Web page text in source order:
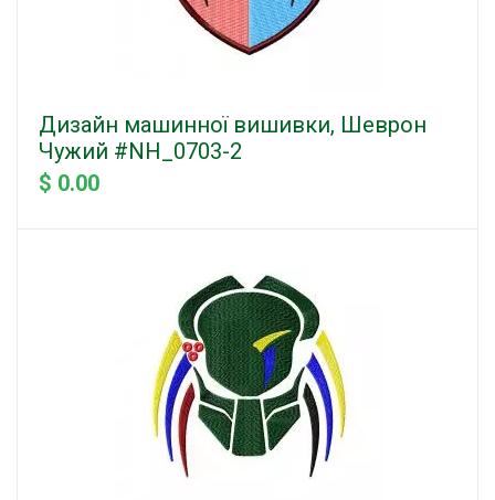
Дизайн машинної вишивки, Шеврон
Чужий #NH_0703-2
$ 0.00